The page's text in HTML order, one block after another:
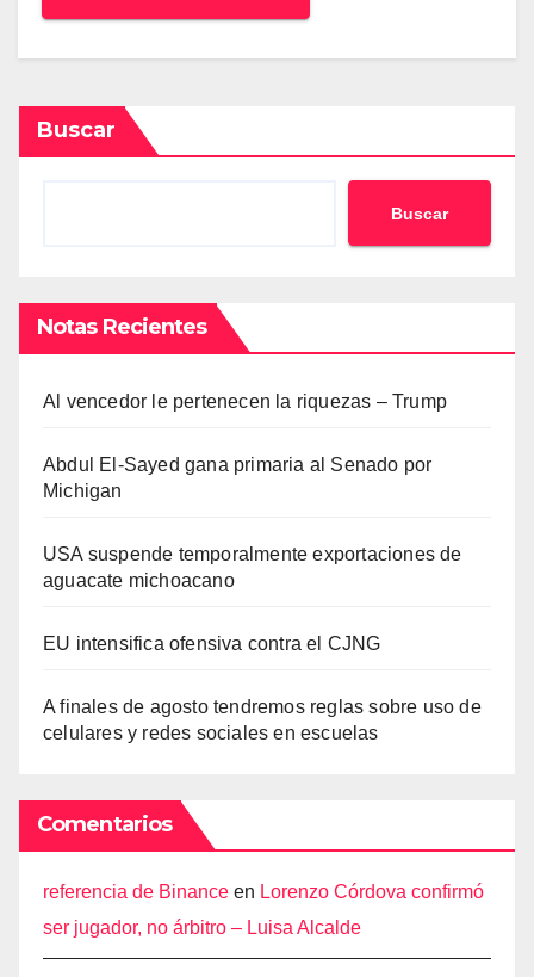
Buscar
Buscar
Notas Recientes
Al vencedor le pertenecen la riquezas – Trump
Abdul El-Sayed gana primaria al Senado por
Michigan
USA suspende temporalmente exportaciones de
aguacate michoacano
EU intensifica ofensiva contra el CJNG
A finales de agosto tendremos reglas sobre uso de
celulares y redes sociales en escuelas
Comentarios
referencia de Binance en Lorenzo Córdova confirmó
ser jugador, no árbitro – Luisa Alcalde